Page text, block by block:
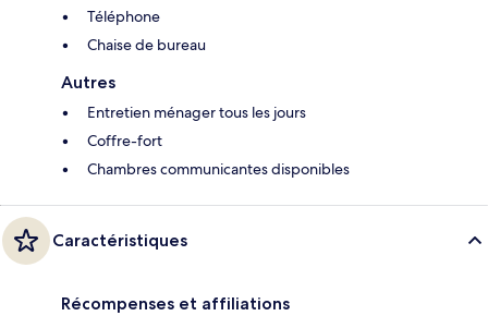
Téléphone
Chaise de bureau
Autres
Entretien ménager tous les jours
Coffre-fort
Chambres communicantes disponibles
Caractéristiques
Récompenses et affiliations